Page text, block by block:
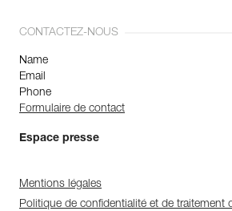
CONTACTEZ-NOUS
Name
Email
Phone
Formulaire de contact
Espace presse
Mentions légales
Politique de confidentialité et de traitement